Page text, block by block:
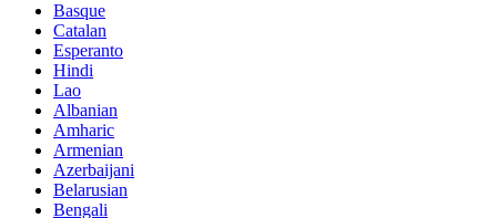
Basque
Catalan
Esperanto
Hindi
Lao
Albanian
Amharic
Armenian
Azerbaijani
Belarusian
Bengali